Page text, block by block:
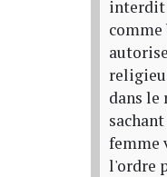
interdit
dans le
femme
l'ordre